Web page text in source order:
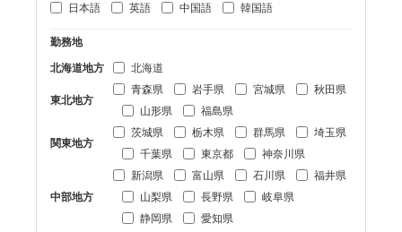
日本語
英語 中国語 韓国語
勤務地
北海道地方
北海道
東北地方
青森県 岩手県 宮城県
秋田県
山形県
福島県
関東地方
茨城県 栃木県 群馬県
埼玉県
千葉県
東京都 神奈川県
中部地方
新潟県 富山県 石川県
福井県
山梨県
長野県
岐阜県
静岡県
愛知県